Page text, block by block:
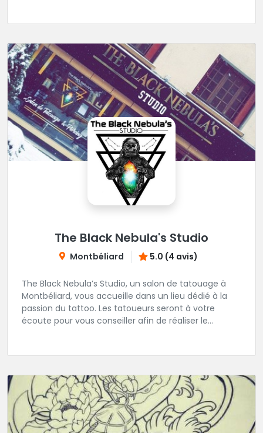
The Black Nebula's Studio
Montbéliard 5.0 (4 avis)
The Black Nebula’s Studio, un salon de tatouage à
Montbéliard, vous accueille dans un lieu dédié à la
passion du tattoo. Les tatoueurs seront à votre
écoute pour vous conseiller afin de réaliser le